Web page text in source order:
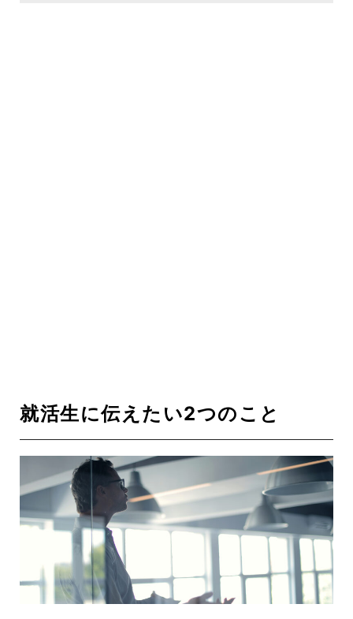
就活生に伝えたい2つのこと